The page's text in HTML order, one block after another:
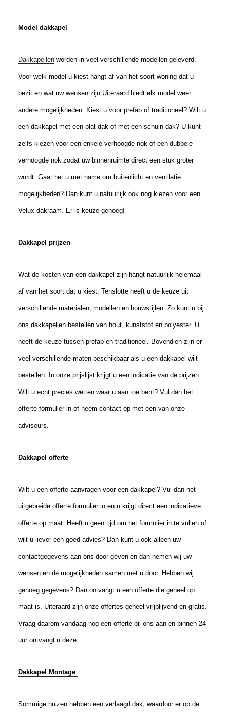
Model dakkapel
Dakkapellenworden in veel verschillende modellen geleverd.
Voor welk model u kiest hangt af van het soort woning dat u
bezit en wat uw wensen zijn Uiteraard biedt elk model weer
andere mogelijkheden. Kiest u voor prefab of traditioneel? Wilt u
een dakkapel met een plat dak of met een schuin dak? U kunt
zelfs kiezen voor een enkele verhoogde nok of een dubbele
verhoogde nok zodat uw binnenruimte direct een stuk groter
wordt. Gaat het u met name om buitenlicht en ventilatie
mogelijkheden? Dan kunt u natuurlijk ook nog kiezen voor een
Velux dakraam. Er is keuze genoeg!
Dakkapel prijzen
Wat de kosten van een dakkapel zijn hangt natuurlijk helemaal
af van het soort dat u kiest. Tenslotte heeft u de keuzeuit
verschillende materialen, modellenen bouwstijlen. Zo kunt u bij
ons dakkapellen bestellen van hout, kunststof en polyester. U
heeft de keuze tussen prefab en traditioneel. Bovendien zijn er
veel verschillende maten beschikbaar als u een dakkapel wilt
bestellen. In onze prijslijst krijgt u een indicatie van de prijzen.
Wilt u echt precies wetten waar u aan toe bent? Vul dan het
offerte formulier in of neem contact op met een van onze
adviseurs.
Dakkapel offerte
Wilt u een offerte aanvragen voor een dakkapel? Vul dan het
uitgebreide offerte formulier in en u krijgt direct een indicatieve
offerte op maat. Heeft u geen tijd om het formulier in te vullen of
wilt u liever een goed advies? Dan kunt u ook alleen uw
contactgegevens aan ons door geven en dan nemen wij uw
wensen en de mogelijkheden samen met u door. Hebben wij
genoeg gegevens? Dan ontvangt u een offerte die geheel op
maat is. Uiteraard zijn onze offertes geheel vrijblijvend en gratis.
Vraag daarom vandaag nog een offerte bij ons aan en binnen 24
uur ontvangt u deze.
Dakkapel Montage
Sommige huizen hebben een verlaagd dak, waardoor er op de